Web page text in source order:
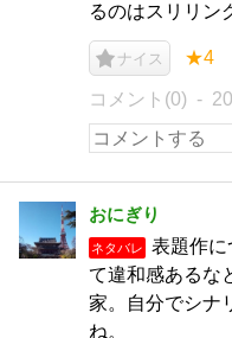
るのはスリリン
ナイス ★4
コメント(0)
おにぎり
ネタバレ
表題作に
て違和感あるな
家。自分でシナ
ね。